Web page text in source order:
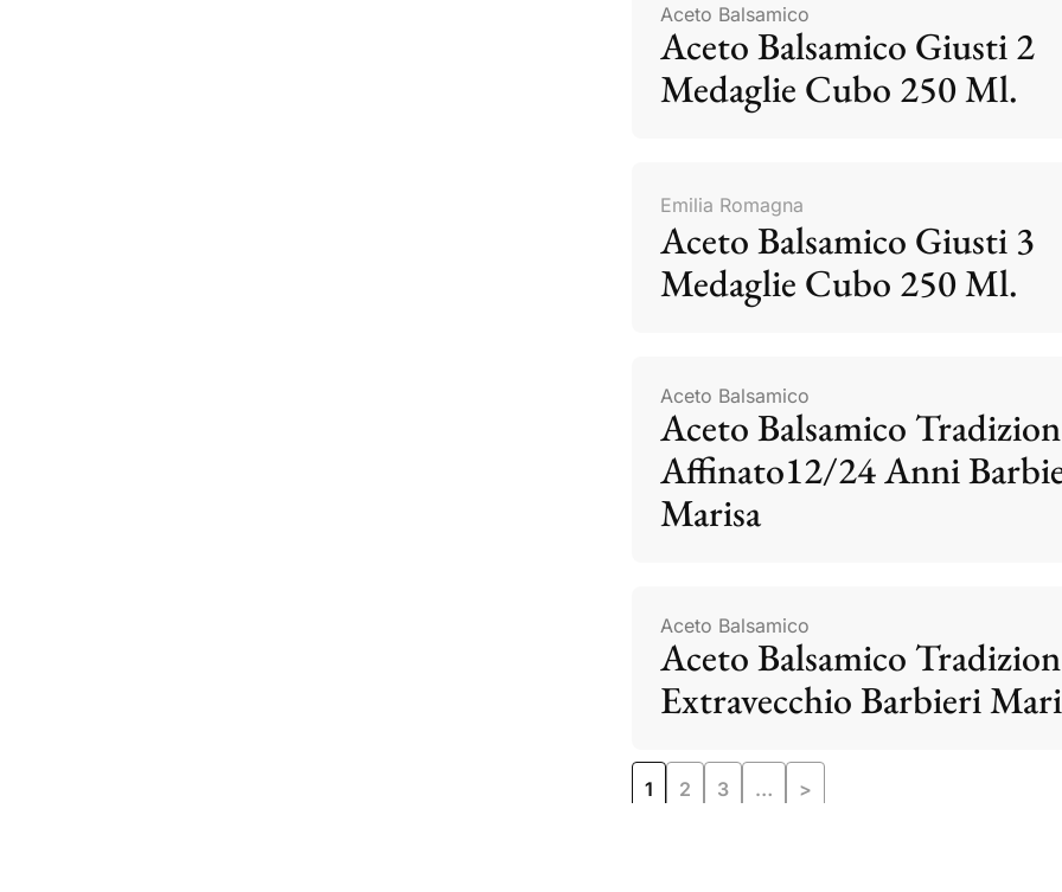
Aceto Balsamico
Aceto Balsamico Giusti 2
Medaglie Cubo 250 Ml.
Emilia Romagna
Aceto Balsamico Giusti 3
Medaglie Cubo 250 Ml.
Aceto Balsamico
Aceto Balsamico
Affinato12/24 Anni
Marisa
Aceto Balsamico
Aceto Balsamico
Extravecchio Barbieri
1 2 3 … >